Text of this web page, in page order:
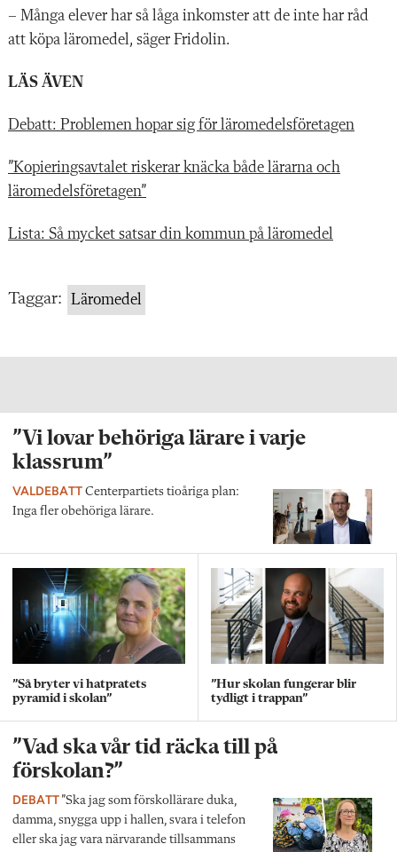
– Många elever har så låga inkomster att de inte har råd
att köpa läromedel, säger Fridolin.
LÄS ÄVEN
Debatt: Problemen hopar sig för läromedelsföretagen
”Kopieringsavtalet riskerar knäcka både lärarna och
läromedelsföretagen”
Lista: Så mycket satsar din kommun på läromedel
Taggar: Läromedel
”Vi lovar behöriga lärare i varje
klassrum”
VALDEBATT Centerpartiets tioåriga plan:
Inga fler obehöriga lärare.
”Så bryter vi hatpratets
pyramid i skolan”
”Hur skolan fungerar blir
tydligt i trappan”
”Vad ska vår tid räcka till på
förskolan?”
DEBATT”Ska jag som förskollärare duka,
damma, snygga upp i hallen, svara i telefon
eller ska jag vara närvarande tillsammans